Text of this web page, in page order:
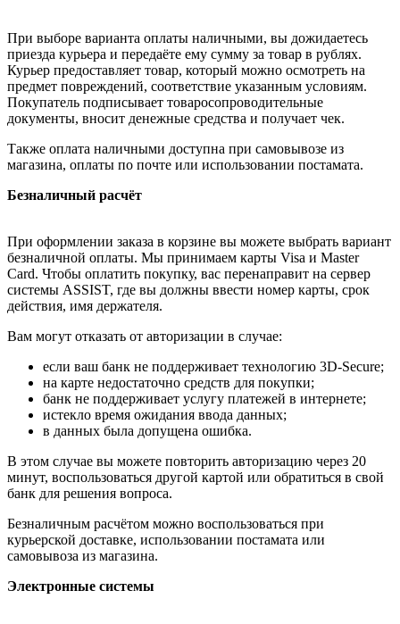
При выборе варианта оплаты наличными, вы дожидаетесь
приезда курьера и передаёте ему сумму за товар в рублях.
Курьер предоставляет товар, который можно осмотреть на
предмет повреждений, соответствие указанным условиям.
Покупатель подписывает товаросопроводительные
документы, вносит денежные средства и получает чек.
Также оплата наличными доступна при самовывозе из
магазина, оплаты по почте или использовании постамата.
Безналичный расчёт
При оформлении заказа в корзине вы можете выбрать вариант
безналичной оплаты. Мы принимаем карты Visa и Master
Card. Чтобы оплатить покупку, вас перенаправит на сервер
системы ASSIST, где вы должны ввести номер карты, срок
действия, имя держателя.
Вам могут отказать от авторизации в случае:
если ваш банк не поддерживает технологию 3D-Secure;
на карте недостаточно средств для покупки;
банк не поддерживает услугу платежей в интернете;
истекло время ожидания ввода данных;
в данных была допущена ошибка.
В этом случае вы можете повторить авторизацию через 20
минут, воспользоваться другой картой или обратиться в свой
банк для решения вопроса.
Безналичным расчётом можно воспользоваться при
курьерской доставке, использовании постамата или
самовывоза из магазина.
Электронные системы